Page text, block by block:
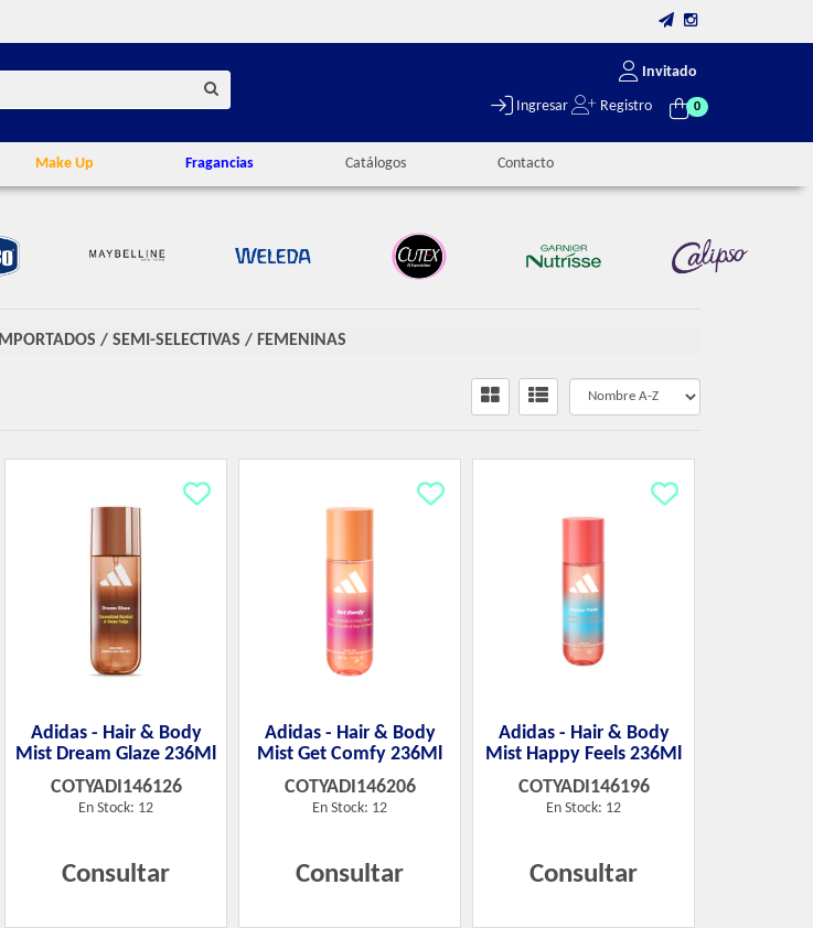
Invitado
Ingresar Registro 0
Make Up Fragancias Catálogos Contacto
IMPORTADOS / SEMI-SELECTIVAS / FEMENINAS
Adidas - Hair & Body
Mist Dream Glaze 236Ml
COTYADI146126
En Stock: 12
Consultar
Adidas - Hair & Body
Mist Get Comfy 236Ml
COTYADI146206
En Stock: 12
Consultar
Adidas - Hair & Body
Mist Happy Feels 236Ml
COTYADI146196
En Stock: 12
Consultar